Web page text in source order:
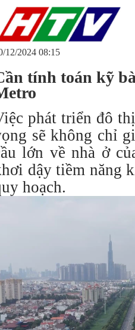
12/2024 08:15
tính toán kỹ
phát triển đô
sẽ không chỉ
lớn về nhà ở
dậy tiềm năng
hoạch.